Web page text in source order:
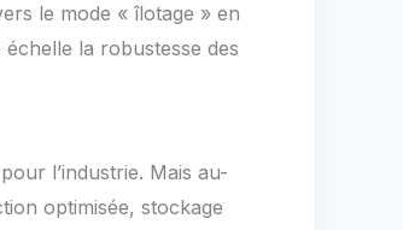
le mode « îlotage » en
la robustesse des
l’industrie. Mais au-
optimisée, stockage